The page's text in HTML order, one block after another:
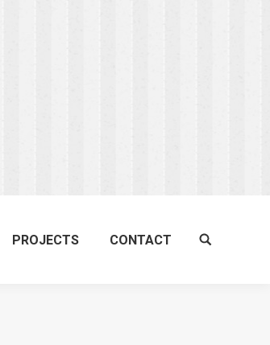
PROJECTS CONTACT Search: